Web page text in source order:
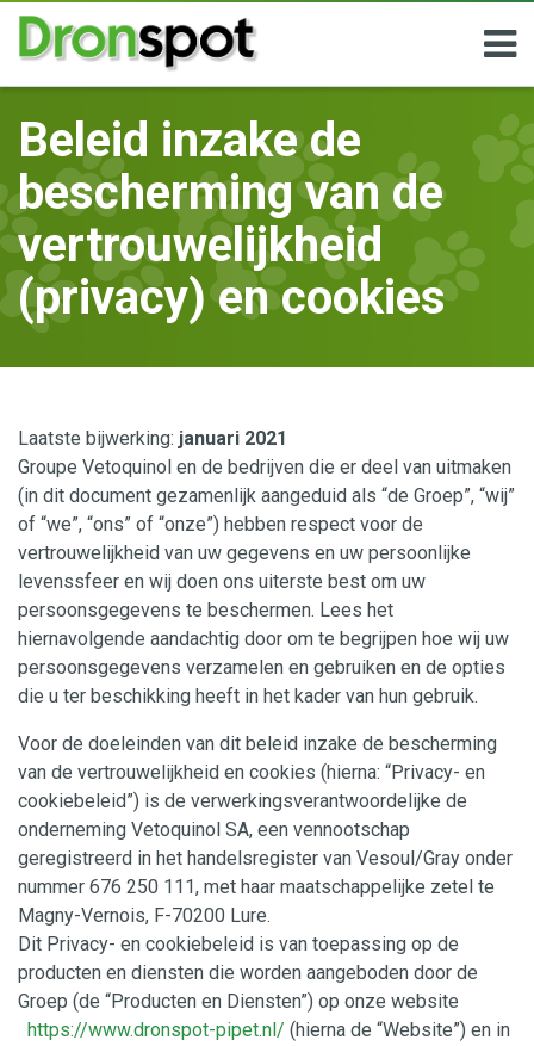
Alle Hond
Beleid inzake de
bescherming van de
vertrouwelijkheid
(privacy) en cookies
Laatste bijwerking: januari 2021
Groupe Vetoquinol en de bedrijven die er deel van uitmaken
(in dit document gezamenlijk aangeduid als “de Groep”, “wij”
of “we”, “ons” of “onze”) hebben respect voor de
vertrouwelijkheid van uw gegevens en uw persoonlijke
levenssfeer en wij doen ons uiterste best om uw
persoonsgegevens te beschermen. Lees het
hiernavolgende aandachtig door om te begrijpen hoe wij uw
persoonsgegevens verzamelen en gebruiken en de opties
die u ter beschikking heeft in het kader van hun gebruik.
Voor de doeleinden van dit beleid inzake de bescherming
van de vertrouwelijkheid en cookies (hierna: “Privacy- en
cookiebeleid”) is de verwerkingsverantwoordelijke de
onderneming Vetoquinol SA, een vennootschap
geregistreerd in het handelsregister van Vesoul/Gray onder
nummer 676 250 111, met haar maatschappelijke zetel te
Magny-Vernois, F-70200 Lure.
Dit Privacy- en cookiebeleid is van toepassing op de
producten en diensten die worden aangeboden door de
Groep (de “Producten en Diensten”) op onze website
https://www.dronspot-pipet.nl/ (hierna de “Website”) en in